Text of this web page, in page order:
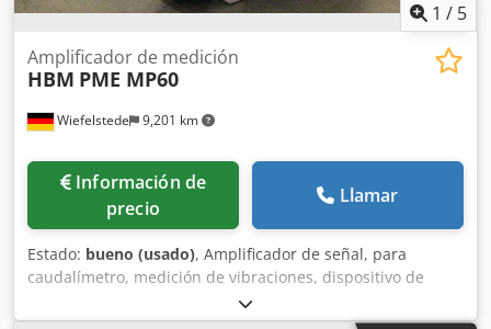
1 / 5
Wiefelstede 9,201 km
Amplificador de medición
HBM PME MP60
Información de
precio
Llamar
Estado: bueno (usado), Amplificador de señal, para
caudalímetro, medición de vibraciones, dispositivo de
visualización, medición de vibraciones, monitor. Cjdpfx
Alsf H Hyiexoha -Fabricante: HBM, amplificador de señal